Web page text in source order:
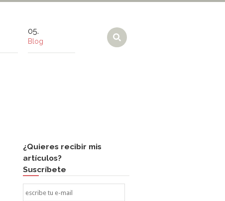
Blog
¿Quieres recibir mis
artículos?
Suscríbete